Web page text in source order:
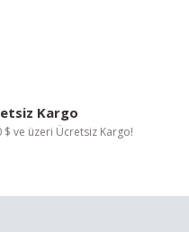
Kargo
$ ve üzeri Ücretsiz Kargo!